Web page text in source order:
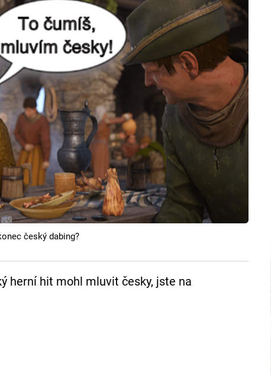
český dabing?
herní hit mohl mluvit česky, jste na